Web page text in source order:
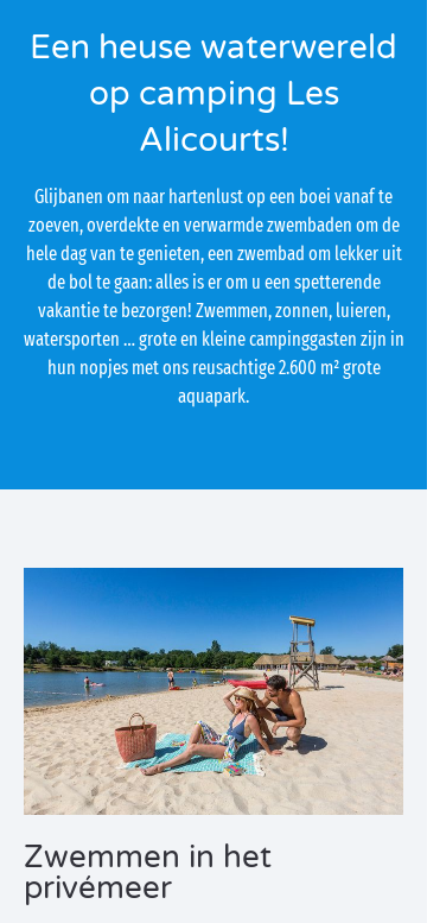
Een heuse waterwereld
op camping Les
Alicourts!
Glijbanen om naar hartenlust op een boei vanaf te
zoeven, overdekte en verwarmde zwembaden om de
hele dag van te genieten, een zwembad om lekker uit
de bol te gaan: alles is er om u een spetterende
vakantie te bezorgen! Zwemmen, zonnen, luieren,
watersporten … grote en kleine campinggasten zijn in
hun nopjes met ons reusachtige 2.600 m² grote
aquapark.
Zwemmen in het
privémeer